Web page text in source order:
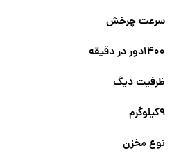
سرعت چرخش
۱۴۰۰دور در دقیقه
ظرفیت دیگ
۹کیلوگرم
نوع مخزن